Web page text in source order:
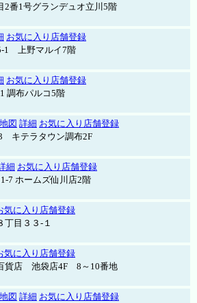
2番1号グランデュオ立川5階
お気に入り店舗登録
1 上野マルイ7階
お気に入り店舗登録
調布パルコ5階
地図 詳細 お気に入り店舗登録
キテラタウン調布2F
細 お気に入り店舗登録
7 ホームズ仙川店2階
気に入り店舗登録
丁目３３-１
気に入り店舗登録
貨店 池袋店4F 8～10番地
地図 詳細 お気に入り店舗登録